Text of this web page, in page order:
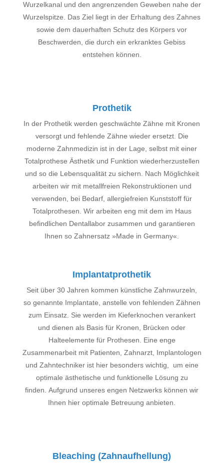
Wurzelkanal und den angrenzenden Geweben nahe der
Wurzelspitze. Das Ziel liegt in der Erhaltung des Zahnes
sowie dem dauerhaften Schutz des Körpers vor
Beschwerden, die durch ein erkranktes Gebiss
entstehen können.
Prothetik
In der Prothetik werden geschwächte Zähne mit Kronen
versorgt und fehlende Zähne wieder ersetzt. Die
moderne Zahnmedizin ist in der Lage, selbst mit einer
Totalprothese Ästhetik und Funktion wiederherzustellen
und so die Lebensqualität zu sichern. Nach Möglichkeit
arbeiten wir mit metallfreien Rekonstruktionen und
verwenden, bei Bedarf, allergiefreien Kunststoff für
Totalprothesen. Wir arbeiten eng mit dem im Haus
befindlichen Dentallabor zusammen und garantieren
Ihnen so Zahnersatz »Made in Germany«.
Implantatprothetik
Seit über 30 Jahren kommen künstliche Zahnwurzeln,
so genannte Implantate, anstelle von fehlenden Zähnen
zum Einsatz. Sie werden im Kieferknochen verankert
und dienen als Basis für Kronen, Brücken oder
Halteelemente für Prothesen. Eine enge
Zusammenarbeit mit Patienten, Zahnarzt, Implantologen
und Zahntechniker ist hier besonders wichtig, um eine
optimale ästhetische und funktionelle Lösung zu
finden.Aufgrund unseres engen Netzwerks können wir
Ihnen hier optimale Betreuung anbieten.
Bleaching (Zahnaufhellung)